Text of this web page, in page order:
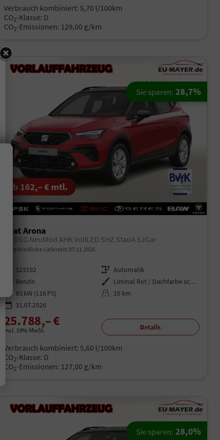
Verbrauch kombiniert: 5,70 l/100km
CO2-Klasse: D
CO2-Emissionen: 129,00 g/km
ab 162,– € mtl.
Seat Arona
FR DSG NeuMod AHK VollLED SHZ StauA 5JGar
unverbindliche Lieferzeit: 07.11.2026
523192 Getriebe Automatik
Benzin Außenfarbe
Liminal Rot / Dachfarbe schwarz
Leistung 85 kW (116 PS) Kilometerstand 10 km
31.07.2026
25.788,– €
incl. 19% MwSt.
Sie sparen: 28,7%
Details
Verbrauch kombiniert: 5,60 l/100km
CO2-Klasse: D
CO2-Emissionen: 127,00 g/km
Sie sparen: 28,0%